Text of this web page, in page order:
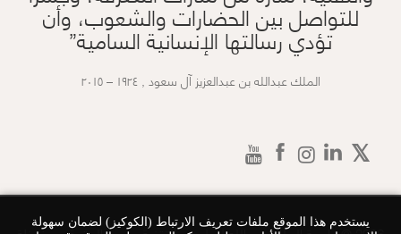
يستخدم هذا الموقع ملفات تعريف الارتباط (الكوكيز) لضمان سهولة
للتواصل بين الحضارات والشعوب، وأن
تؤدي رسالتها الإنسانية السامية
الملك عبدالله بن عبدالعزيز آل سعود , ١٩٢٤ – ٢٠١٥